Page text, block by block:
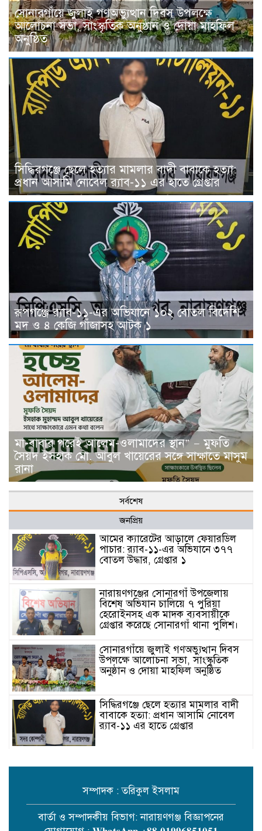
সোনারগাঁয়ে জুলাই গণঅভ্যুত্থান দিবস উপলক্ষে
আলোচনা সভা, সাংস্কৃতিক অনুষ্ঠান ও দোয়া মাহফিল
অনুষ্ঠিত
সিদ্ধিরগঞ্জে ছেলে হত্যার মামলার বাদী বাবাকে হত্যা:
প্রধান আসামি নোবেল র‍্যাব-১১ এর হাতে গ্রেপ্তার
রূপগঞ্জে র‍্যাব-১১-এর অভিযানে ১০২ বোতল বিদেশি
মদ ও ৪ কেজি গাঁজাসহ আটক ১
মা-বাবার পরেই আলেম-ওলামাদের স্থান” — মুফতি
সৈয়দ ইসহাক মো. আবুল খায়েরের সঙ্গে সাক্ষাতে মাসুম
রানা
সর্বশেষ
জনপ্রিয়
আমের ক্যারেটের আড়ালে ফেয়ারডিল
পাচার: র‍্যাব-১১-এর অভিযানে ৩৭৭
বোতল উদ্ধার, গ্রেপ্তার ১
নারায়ণগঞ্জের সোনারগাঁ উপজেলায়
বিশেষ অভিযান চালিয়ে ৭ পুরিয়া
হেরোইনসহ এক মাদক ব্যবসায়ীকে
গ্রেপ্তার করেছে সোনারগাঁ থানা পুলিশ।
সোনারগাঁয়ে জুলাই গণঅভ্যুত্থান দিবস
উপলক্ষে আলোচনা সভা, সাংস্কৃতিক
অনুষ্ঠান ও দোয়া মাহফিল অনুষ্ঠিত
সিদ্ধিরগঞ্জে ছেলে হত্যার মামলার বাদী
বাবাকে হত্যা: প্রধান আসামি নোবেল
র‍্যাব-১১ এর হাতে গ্রেপ্তার
বোতল বিদেশি মদ ও ৪ কেজি গাঁজাসহ
মা-বাবার পরেই আলেম-ওলামাদের
স্থান” — মুফতি সৈয়দ ইসহাক মো. আবুল
সম্পাদক : তরিকুল ইসলাম
বার্তা ও সম্পাদকীয় বিভাগ: নারায়ণগঞ্জ বিজ্ঞাপনের